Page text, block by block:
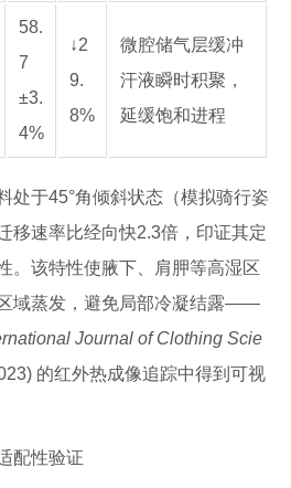
58.
7
±3.
4%
↓2
9.
8%
微腔储气层缓冲
汗液瞬时积聚，
延缓饱和进程
处于45°角倾斜状态（模拟骑行姿
移速率比经向快2.3倍，印证其定
。该特性使腋下、肩胛等高湿区
域蒸发，避免局部冷凝结露——
Journal of Clothing Scie
的红外热成像追踪中得到可视
配性验证